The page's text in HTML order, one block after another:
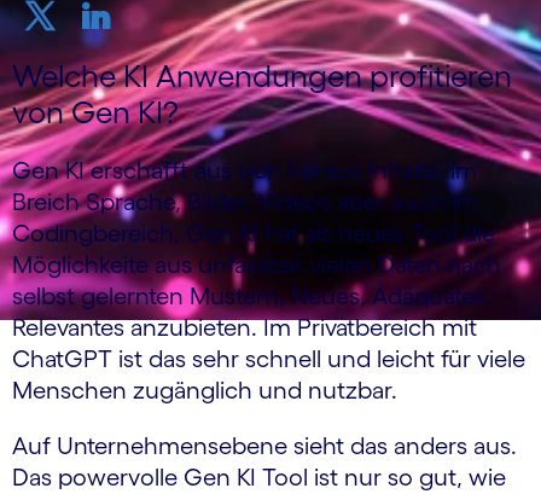
Welche KI Anwendungen profitieren
von Gen KI?
Gen KI erschafft aus sich heraus Inhalte, im
Breich Sprache, Bilder, Videos aber auch im
Codingbereich. Gen KI hat als neues Tool die
Möglichkeite aus unfassbar vielen Daten nach
selbst gelernten Mustern, Neues, Adäquates,
Relevantes anzubieten. Im Privatbereich mit
ChatGPT ist das sehr schnell und leicht für viele
Menschen zugänglich und nutzbar.
Auf Unternehmensebene sieht das anders aus.
Das powervolle Gen KI Tool ist nur so gut, wie